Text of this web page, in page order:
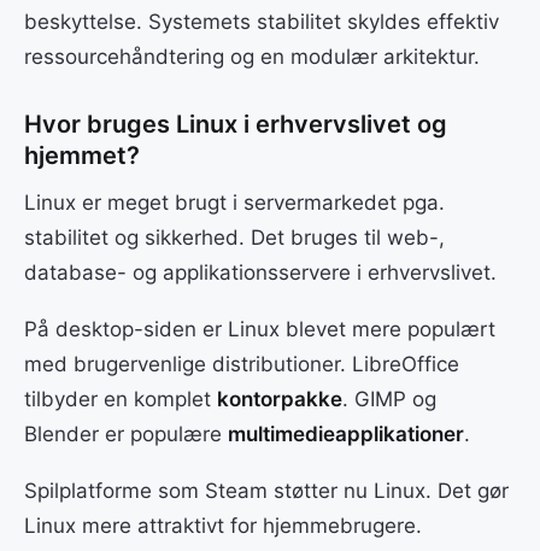
beskyttelse. Systemets stabilitet skyldes effektiv
ressourcehåndtering og en modulær arkitektur.
Hvor bruges Linux i erhvervslivet og
hjemmet?
Linux er meget brugt i servermarkedet pga.
stabilitet og sikkerhed. Det bruges til web-,
database- og applikationsservere i erhvervslivet.
På desktop-siden er Linux blevet mere populært
med brugervenlige distributioner. LibreOffice
tilbyder en komplet kontorpakke. GIMP og
Blender er populære multimedieapplikationer.
Spilplatforme som Steam støtter nu Linux. Det gør
Linux mere attraktivt for hjemmebrugere.